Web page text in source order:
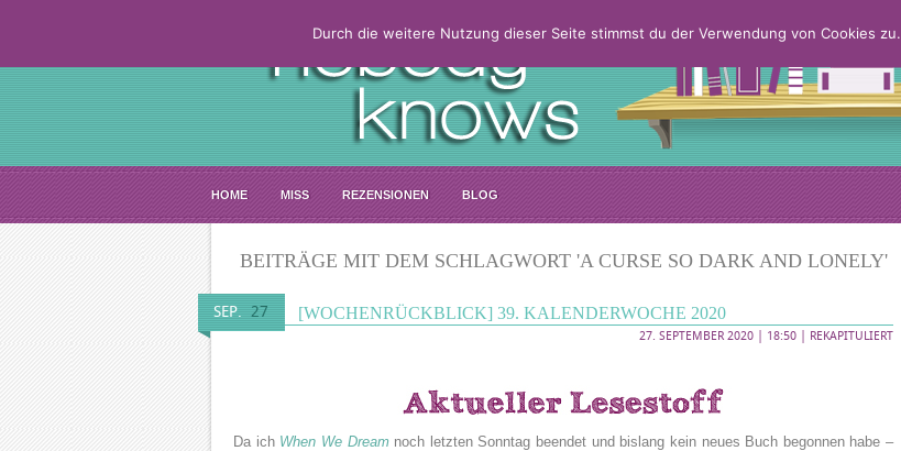
HOME MISS REZENSIONEN BLOG
BEITRÄGE MIT DEM SCHLAGWORT 'A CURSE SO DARK AND LONELY'
SEP. 27 [WOCHENRÜCKBLICK] 39. KALENDERWOCHE 2020
27. SEPTEMBER 2020 | 18:50 | REKAPITULIERT
Da ich When We Dreamnoch letzten Sonntag beendet und bislang kein neues Buch begonnen habe –
Durch die weitere Nutzung dieser Seite stimmst du der Verwendung von Cookies zu.